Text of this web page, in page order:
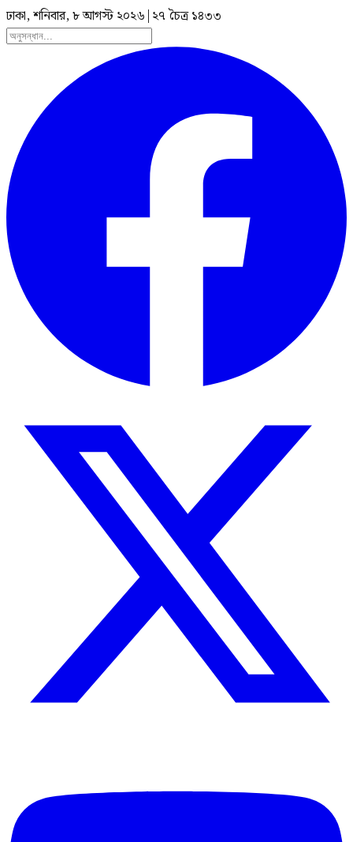
ঢাকা, শনিবার, ৮ আগস্ট ২০২৬ | ২৭ চৈত্র ১৪৩৩